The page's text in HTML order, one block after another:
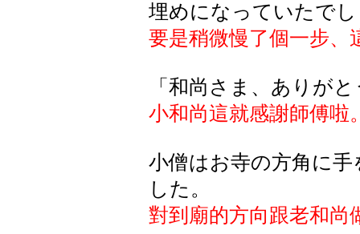
埋めになっていたで
要是稍微慢了個一步、
「和尚さま、ありが
小和尚這就感謝師傅啦
小僧はお寺の方角に
した。
對到廟的方向跟老和尚